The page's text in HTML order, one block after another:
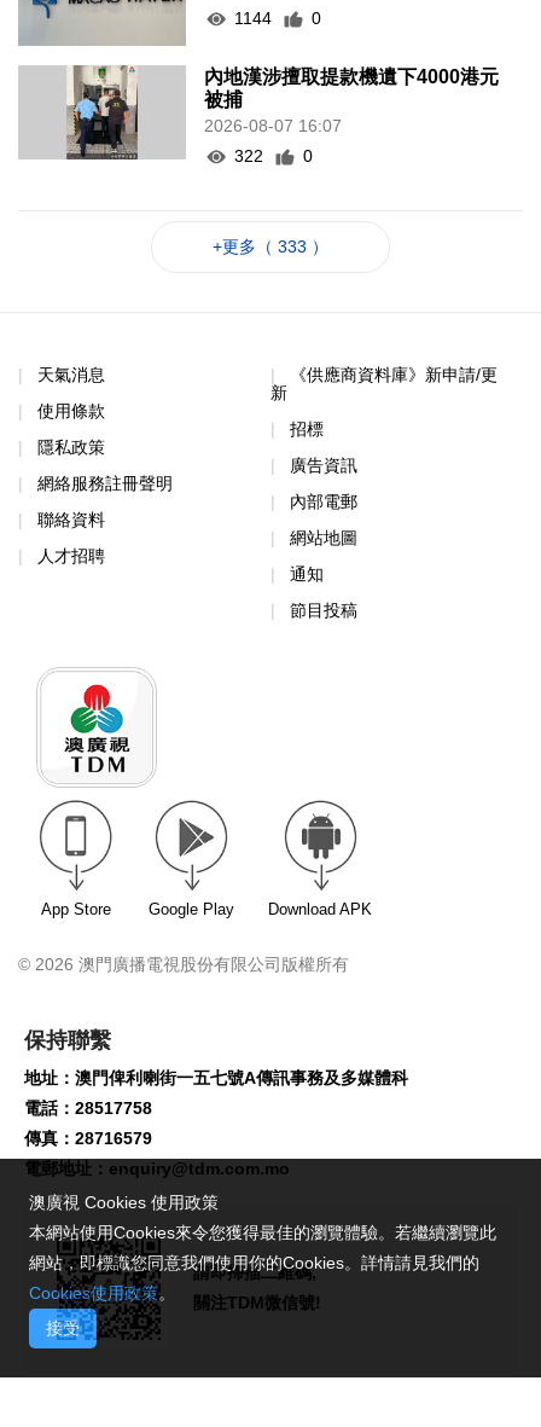
1144
0
內地漢涉擅取提款機遺下4000港元
被捕
2026-08-07 16:07
322
0
+更多（ 333 ）
天氣消息
使用條款
隱私政策
網絡服務註冊聲明
聯絡資料
人才招聘
《供應商資料庫》新申請/更
新
招標
廣告資訊
內部電郵
網站地圖
通知
節目投稿
App Store Google Play Download APK
© 2026 澳門廣播電視股份有限公司版權所有
保持聯繫
地址：澳門俾利喇街一五七號A傳訊事務及多媒體科
電話：28517758
傳真：28716579
電郵地址： enquiry@tdm.com.mo
請即掃描二維碼,
關注TDM微信號!
澳廣視 Cookies 使用政策
本網站使用Cookies來令您獲得最佳的瀏覽體驗。若繼續瀏覽此
網站，即標識您同意我們使用你的Cookies。詳情請見我們的
Cookies使用政策。
接受